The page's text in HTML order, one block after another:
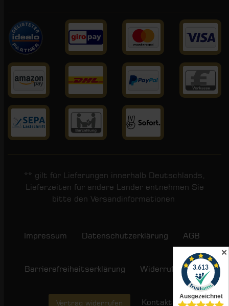
✕
** gilt für Lieferungen innerhalb Deutschlands,
Lieferzeiten für andere Länder entnehmen Sie
bitte den Versandinformationen
Impressum Daten­schutz­erklärung AGB
Barrierefreiheitserklärung Widerrufs­recht
Vertrag widerrufen Kontakt